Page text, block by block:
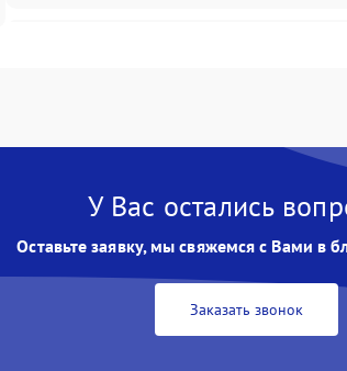
85 мин
Перегрев из‑за пыли, износа
термопасты или неисправности
кулера
75 мин
Выход из строя SSD или HDD:
медленная загрузка, ошибки
80 мин
У Вас остались
Оставьте заявку, мы свяжемся с Вами в
Заказать звонок